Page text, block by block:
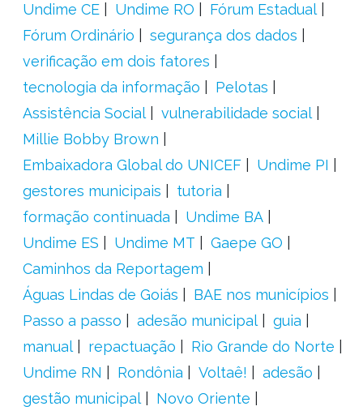
Undime CE
Undime RO
Fórum Estadual
Fórum Ordinário
segurança dos dados
verificação em dois fatores
tecnologia da informação
Pelotas
Assistência Social
vulnerabilidade social
Millie Bobby Brown
Embaixadora Global do UNICEF
Undime PI
gestores municipais
tutoria
formação continuada
Undime BA
Undime ES
Undime MT
Gaepe GO
Caminhos da Reportagem
Águas Lindas de Goiás
BAE nos municípios
Passo a passo
adesão municipal
guia
manual
repactuação
Rio Grande do Norte
Undime RN
Rondônia Voltaê!
adesão
gestão municipal
Novo Oriente